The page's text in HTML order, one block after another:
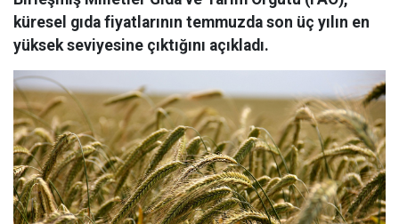
küresel gıda fiyatlarının temmuzda son üç yılın en
yüksek seviyesine çıktığını açıkladı.